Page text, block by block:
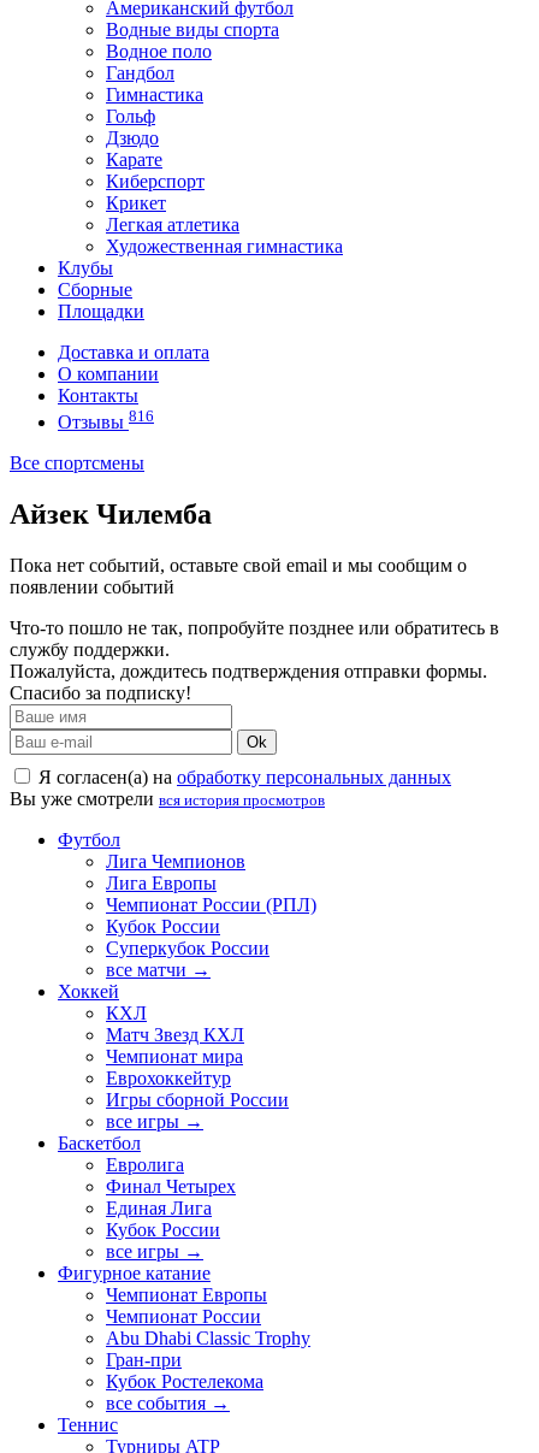
Американский футбол
Водные виды спорта
Водное поло
Гандбол
Гимнастика
Гольф
Дзюдо
Карате
Киберспорт
Крикет
Легкая атлетика
Художественная гимнастика
Клубы
Сборные
Площадки
Доставка и оплата
О компании
Контакты
Отзывы 816
Все спортсмены
Айзек Чилемба
Пока нет событий, оставьте свой email и мы сообщим о
появлении событий
Что-то пошло не так, попробуйте позднее или обратитесь в
службу поддержки.
Пожалуйста, дождитесь подтверждения отправки формы.
Спасибо за подписку!
Ok
Я согласен(а) на обработку персональных данных
Вы уже смотрели вся история просмотров
Футбол
Лига Чемпионов
Лига Европы
Чемпионат России (РПЛ)
Кубок России
Суперкубок России
все матчи →
Хоккей
КХЛ
Матч Звезд КХЛ
Чемпионат мира
Еврохоккейтур
Игры сборной России
все игры →
Баскетбол
Евролига
Финал Четырех
Единая Лига
Кубок России
все игры →
Фигурное катание
Чемпионат Европы
Чемпионат России
Abu Dhabi Classic Trophy
Гран-при
Кубок Ростелекома
все события →
Теннис
Турниры ATP